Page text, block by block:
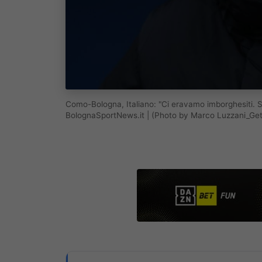
Como-Bologna, Italiano: "Ci eravamo imborghesiti.
BolognaSportNews.it | (Photo by Marco